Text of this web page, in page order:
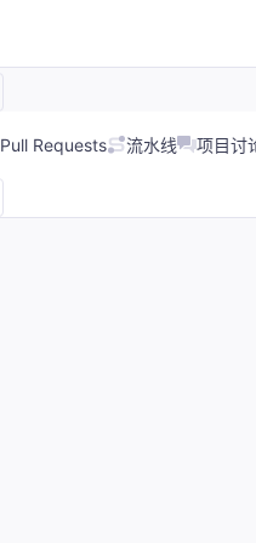
Pull Requests 流水线 项目讨